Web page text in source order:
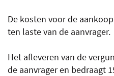
De kosten voor de
ten laste van de aanvrager.
Het afleveren van de
de aanvrager en bedraagt